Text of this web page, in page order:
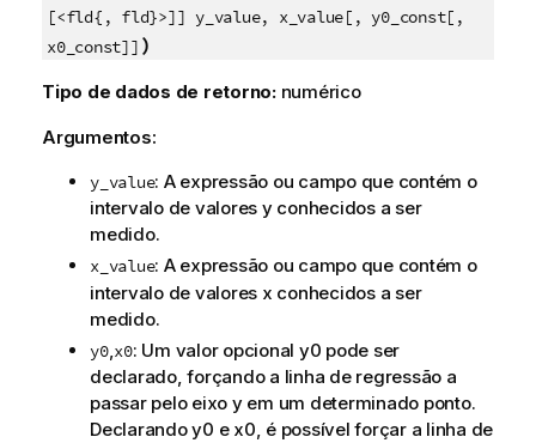
[<fld{, fld}>]] y_value, x_value[, y0_const[,
x0_const]] )
Tipo de dados de retorno: numérico
Argumentos:
y_value: A expressão ou campo que contém o
intervalo de valores yconhecidos a ser
medido.
x_value: A expressão ou campo que contém o
intervalo de valores x conhecidos a ser
medido.
y0,x0: Um valor opcional y0 pode ser
declarado, forçando a linha de regressão a
passar pelo eixo y em um determinado ponto.
Declarandoy0 e x0, é possível forçar a linha de